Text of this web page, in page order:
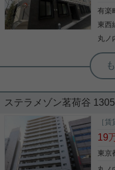
でセ
間も省けます
日ホ
写真(9)
心です！ お気軽にお問い合
電話
株
写真(9)
有楽
東西
丸ノ
実用春日ホーム 茗荷谷店
新
☆ オートロックありでセキュリティ面は安心！ 全室
エア
も充実です！ ペット
りま
ステラメゾン茗荷谷 1305
［
19
東京